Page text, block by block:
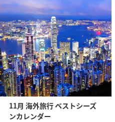
11月 海外旅行 ベストシーズ
ンカレンダー